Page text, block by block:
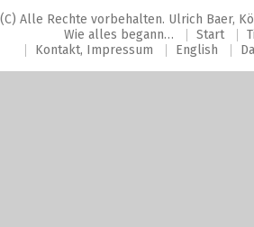
(C) Alle Rechte vorbehalten. Ulrich Baer,
Wie alles begann…
Start
Kontakt, Impressum
English